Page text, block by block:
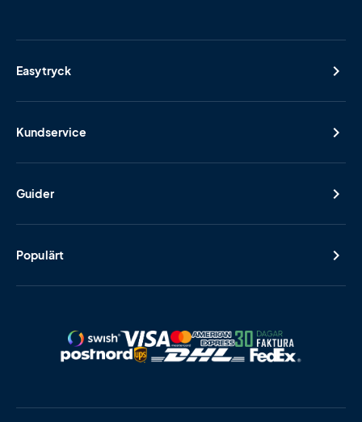
Easytryck
Kundservice
Guider
Populärt